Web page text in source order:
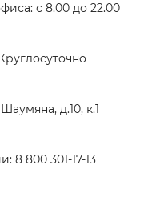
с 8.00 до 22.00
д.10, к.1
8 800 301-17-13